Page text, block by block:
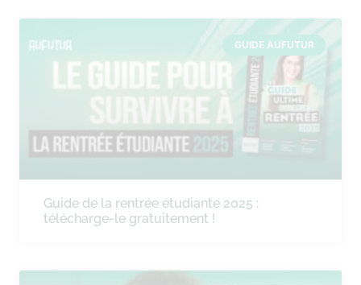
GUIDE AUFUTUR
Guide de la rentrée étudiante 2025 :
télécharge-le gratuitement !